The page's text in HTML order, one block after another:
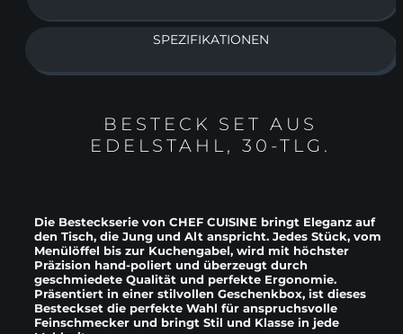
SPEZIFIKATIONEN
BESTECK SET AUS
EDELSTAHL, 30-TLG.
Die Besteckserie von CHEF CUISINE bringt Eleganz auf
den Tisch, die Jung und Alt anspricht. Jedes Stück, vom
Menülöffel bis zur Kuchengabel, wird mit höchster
Präzision hand-poliert und überzeugt durch
geschmiedete Qualität und perfekte Ergonomie.
Präsentiert in einer stilvollen Geschenkbox, ist dieses
Besteckset die perfekte Wahl für anspruchsvolle
Feinschmecker und bringt Stil und Klasse in jede